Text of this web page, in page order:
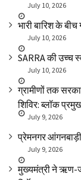
July 10, 2026
भारी बारिश के
July 10, 2026
SARRA की उच्च
July 10, 2026
ग्रामीणों तक
शिविर: ब्लॉक
July 9, 2026
प्रेमनगर
July 9, 2026
मुख्यमंत्री ने ऋण-